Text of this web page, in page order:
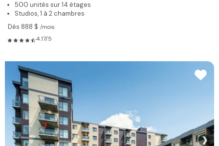
500 unités sur 14 étages
Studios, 1 à 2 chambres
Dès 888 $ /mois
4.17/5
❯